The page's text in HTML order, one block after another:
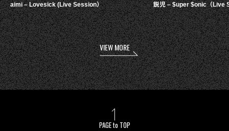
aimi – Lovesick (Live Session） 鋭児 – $uper $onic（Live
VIEW MORE
PAGE to TOP